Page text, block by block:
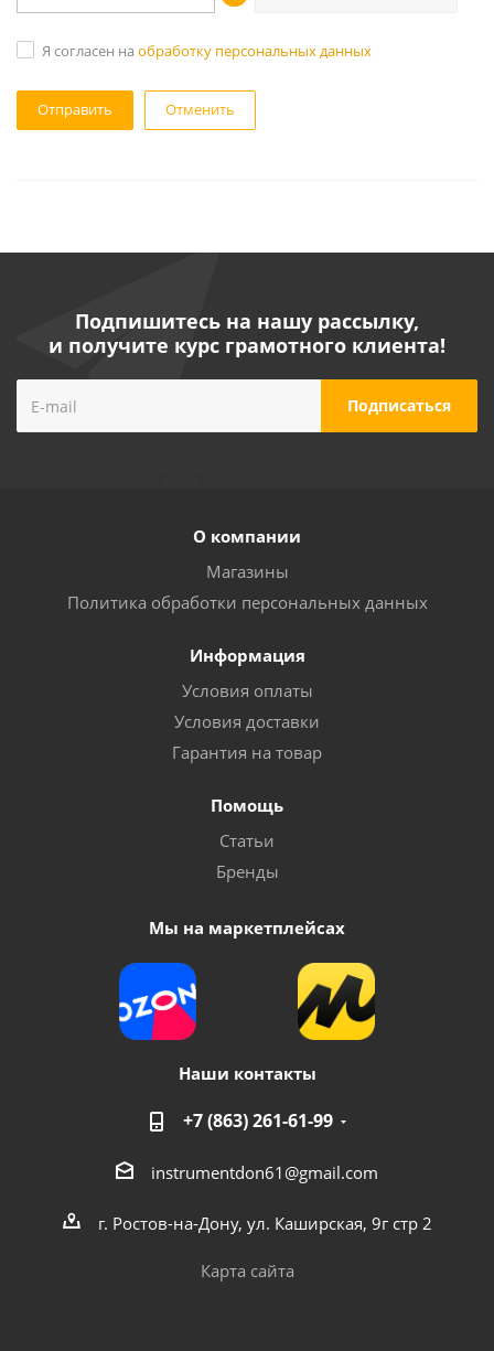
Я согласен на обработку персональных данных
Отменить
Подпишитесь на нашу рассылку,
и получите курс грамотного клиента!
О компании
Магазины
Политика обработки персональных данных
Информация
Условия оплаты
Условия доставки
Гарантия на товар
Помощь
Статьи
Бренды
Мы на маркетплейсах
Наши контакты
+7 (863) 261-61-99
instrumentdon61@gmail.com
г. Ростов-на-Дону, ул. Каширская, 9г стр 2
Карта сайта